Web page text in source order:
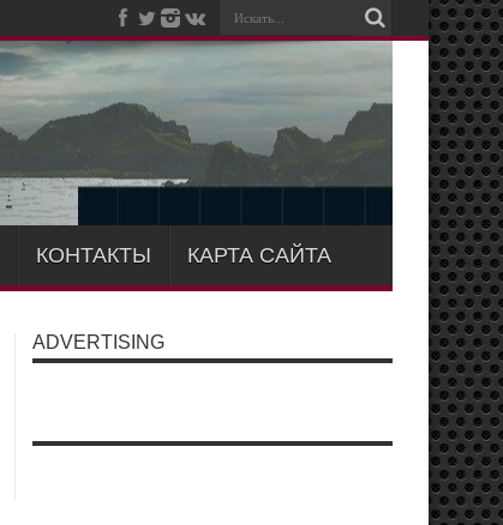
КОНТАКТЫ КАРТА САЙТА
ADVERTISING